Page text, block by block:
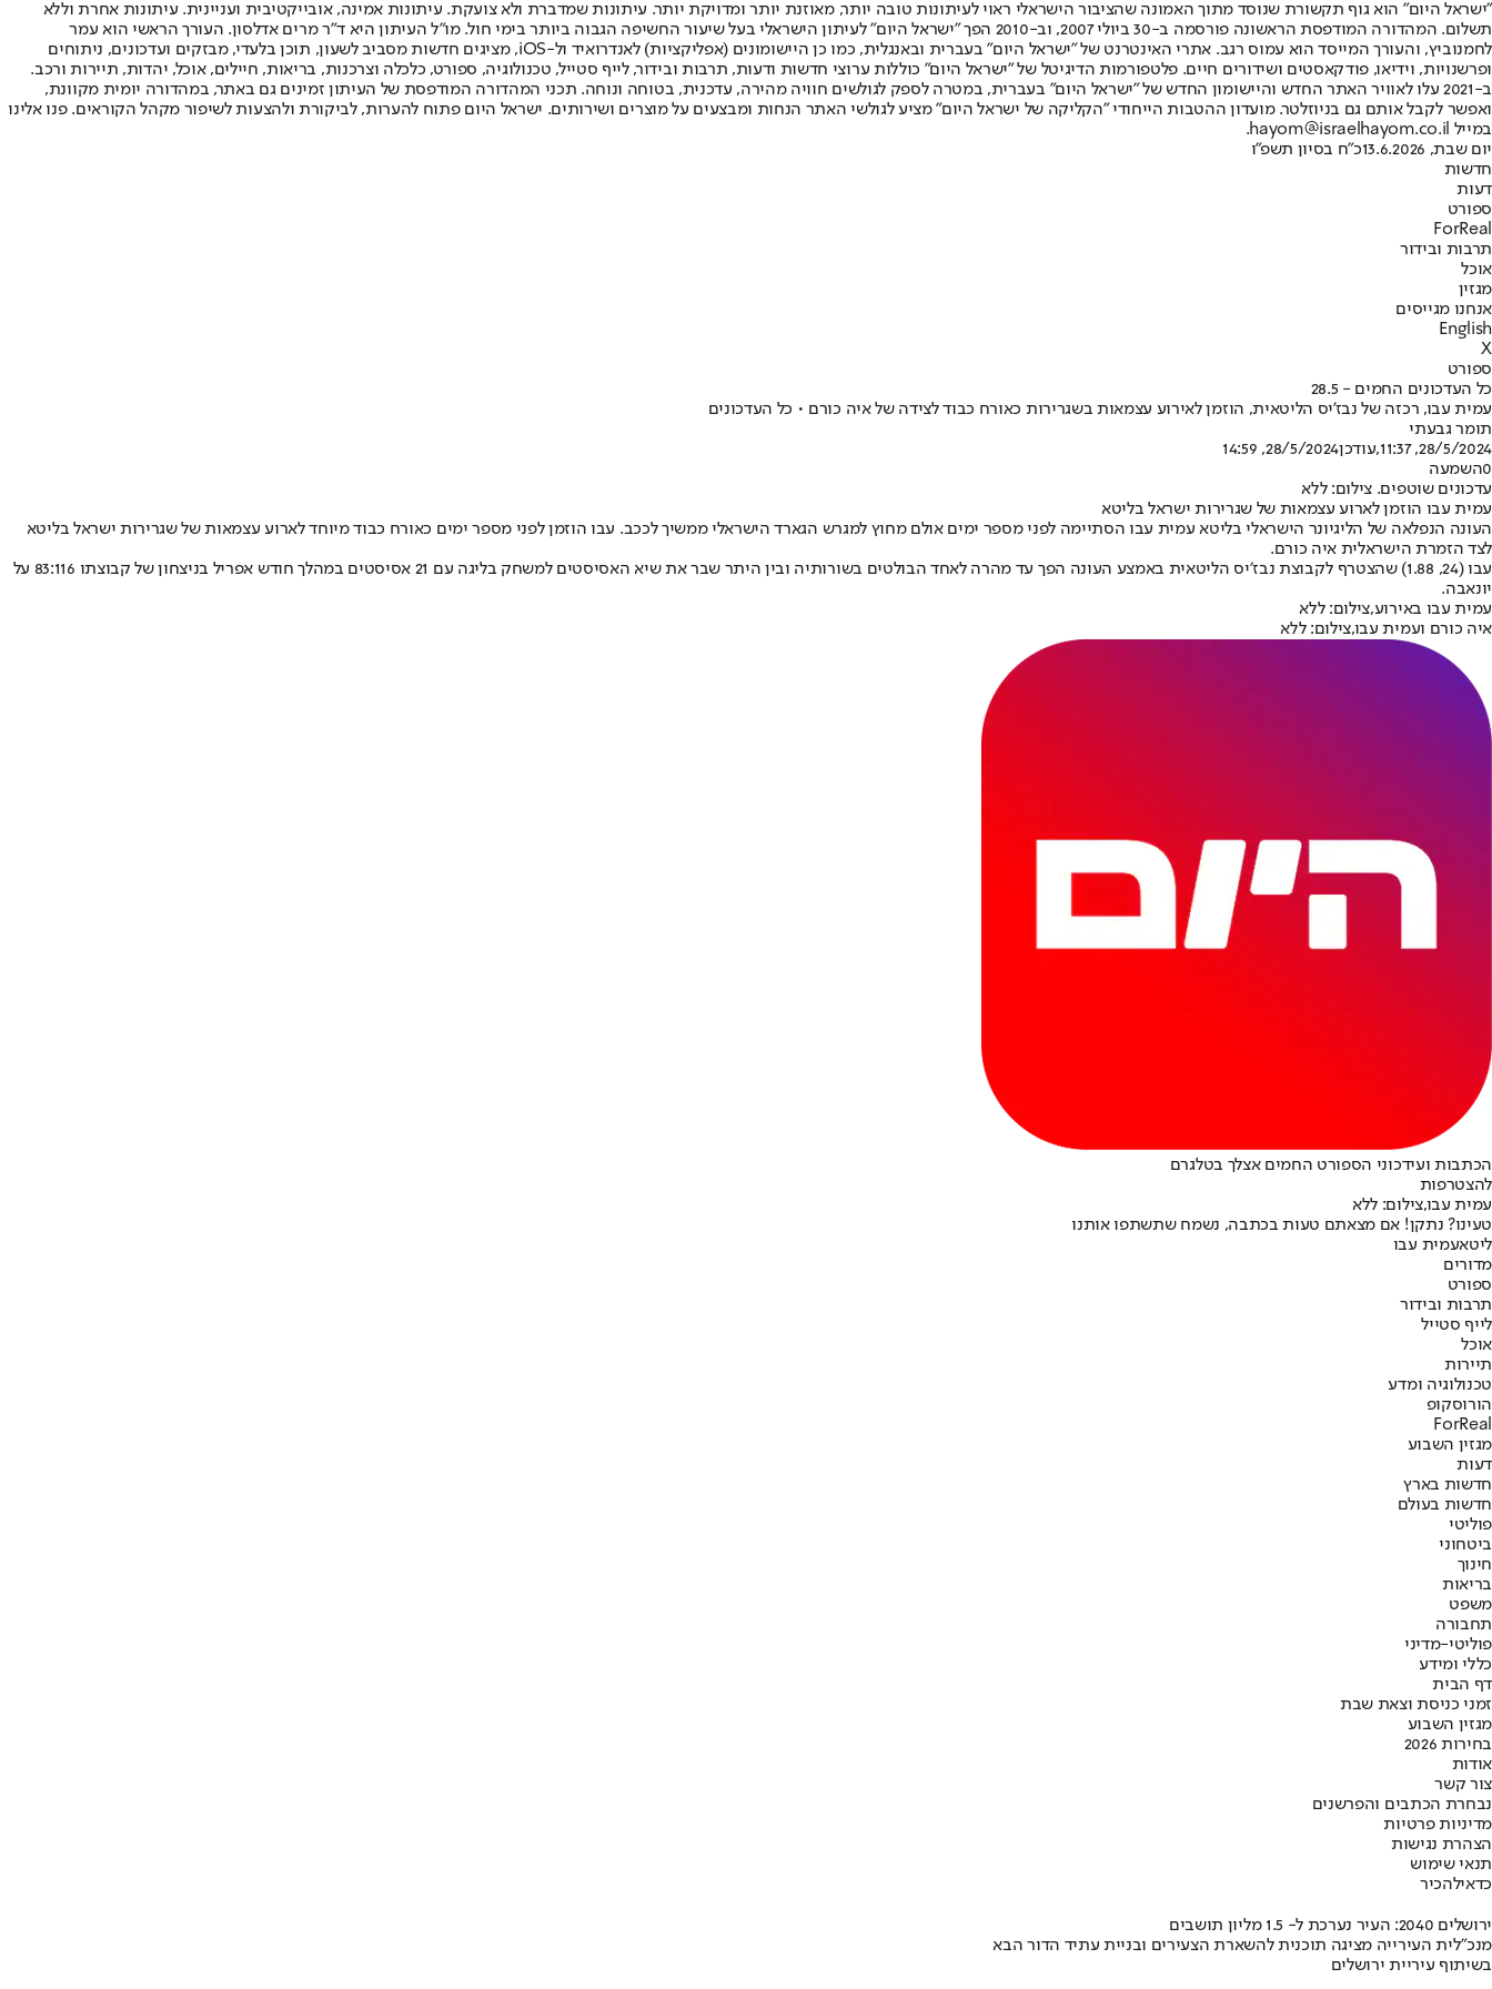
"ישראל היום" הוא גוף תקשורת שנוסד מתוך האמונה שהציבור הישראלי ראוי לעיתונות טובה יותר, מאוזנת יותר ומדויקת יותר. עיתונות שמדברת ולא צועקת. עיתונות אמינה, אובייקטיבית ועניינית. עיתונות אחרת וללא
תשלום. המהדורה המודפסת הראשונה פורסמה ב-30 ביולי 2007, וב-2010 הפך "ישראל היום" לעיתון הישראלי בעל שיעור החשיפה הגבוה ביותר בימי חול. מו"ל העיתון היא ד"ר מרים אדלסון. העורך הראשי הוא עמר
לחמנוביץ, והעורך המייסד הוא עמוס רגב. אתרי האינטרנט של "ישראל היום" בעברית ובאנגלית, כמו כן היישומונים (אפליקציות) לאנדרואיד ול-iOS, מציגים חדשות מסביב לשעון, תוכן בלעדי, מבזקים ועדכונים, ניתוחים
ופרשנויות, וידיאו, פודקאסטים ושידורים חיים. פלטפורמות הדיגיטל של "ישראל היום" כוללות ערוצי חדשות ודעות, תרבות ובידור, לייף סטייל, טכנולוגיה, ספורט, כלכלה וצרכנות, בריאות, חיילים, אוכל, יהדות, תיירות ורכב.
ב-2021 עלו לאוויר האתר החדש והיישומון החדש של "ישראל היום" בעברית, במטרה לספק לגולשים חוויה מהירה, עדכנית, בטוחה ונוחה. תכני המהדורה המודפסת של העיתון זמינים גם באתר, במהדורה יומית מקוונת,
ואפשר לקבל אותם גם בניוזלטר. מועדון ההטבות הייחודי "הקליקה של ישראל היום" מציע לגולשי האתר הנחות ומבצעים על מוצרים ושירותים. ישראל היום פתוח להערות, לביקורת ולהצעות לשיפור מקהל הקוראים. פנו אלינו
במייל hayom@israelhayom.co.il.
יום שבת, 13.6.2026
כ"ח בסיון תשפ"ו
חדשות
דעות
ספורט
ForReal
תרבות ובידור
אוכל
מגזין
אנחנו מגייסים
English
X
ספורט
כל העדכונים החמים - 28.5
עמית עבו, רכזה של נבז'יס הליטאית, הוזמן לאירוע עצמאות בשגרירות כאורח כבוד לצידה של איה כורם • כל העדכונים
תומר גבעתי
28/5/2024, 11:37
,עודכן28/5/2024, 14:59
0השמעה
עדכונים שוטפים. צילום: ללא
עמית עבו הוזמן לארוע עצמאות של שגרירות ישראל בליטא
העונה הנפלאה של הליגיונר הישראלי בליטא עמית עבו הסתיימה לפני מספר ימים אולם מחוץ למגרש הגארד הישראלי ממשיך לככב. עבו הוזמן לפני מספר ימים כאורח כבוד מיוחד לארוע עצמאות של שגרירות ישראל בליטא
לצד הזמרת הישראלית איה כורם.
עבו (24, 1.88) שהצטרף לקבוצת נבז׳יס הליטאית באמצע העונה הפך עד מהרה לאחד הבולטים בשורותיה ובין היתר שבר את שיא האסיסטים למשחק בליגה עם 21 אסיסטים במהלך חודש אפריל בניצחון של קבוצתו 83:116 על
יונאבה.
עמית עבו באירוע,צילום: ללא
איה כורם ועמית עבו,צילום: ללא
הכתבות ועידכוני הספורט החמים אצלך בטלגרם
להצטרפות
עמית עבו,צילום: ללא
טעינו? נתקן! אם מצאתם טעות בכתבה, נשמח שתשתפו אותנו
ליטאעמית עבו
מדורים
ספורט
תרבות ובידור
לייף סטייל
אוכל
תיירות
טכנולוגיה ומדע
הורוסקופ
ForReal
מגזין השבוע
דעות
חדשות בארץ
חדשות בעולם
פוליטי
ביטחוני
חינוך
בריאות
משפט
תחבורה
פוליטי-מדיני
כללי ומידע
דף הבית
זמני כניסת וצאת שבת
מגזין השבוע
בחירות 2026
אודות
צור קשר
נבחרת הכתבים והפרשנים
מדיניות פרטיות
הצהרת נגישות
תנאי שימוש
כדאילהכיר
ירושלים 2040: העיר נערכת ל- 1.5 מליון תושבים
מנכ"לית העירייה מציגה תוכנית להשארת הצעירים ובניית עתיד הדור הבא
בשיתוף עיריית ירושלים